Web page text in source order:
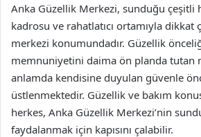
Anka Güzellik Merkezi, sunduğu çeşitli
kadrosu ve rahatlatıcı ortamıyla dikkat
merkezi konumundadır. Güzellik
memnuniyetini daima ön planda tutan
anlamda kendisine duyulan güvenle
üstlenmektedir. Güzellik ve bakım
herkes, Anka Güzellik Merkezi’nin
faydalanmak için kapısını çalabilir.